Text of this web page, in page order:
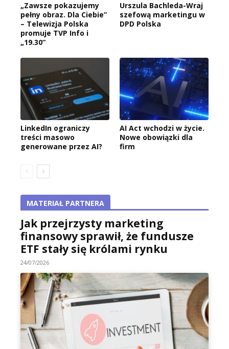
„Zawsze pokazujemy
pełny obraz. Dla Ciebie”
– Telewizja Polska
promuje TVP Info i
„19.30”
Urszula Bachleda-Wraj
szefową marketingu w
DPD Polska
LinkedIn ograniczy
treści masowo
generowane przez AI?
AI Act wchodzi w życie.
Nowe obowiązki dla
firm
MATERIAŁ PARTNERA
Jak przejrzysty marketing
finansowy sprawił, że fundusze
ETF stały się królami rynku
24/07/2026